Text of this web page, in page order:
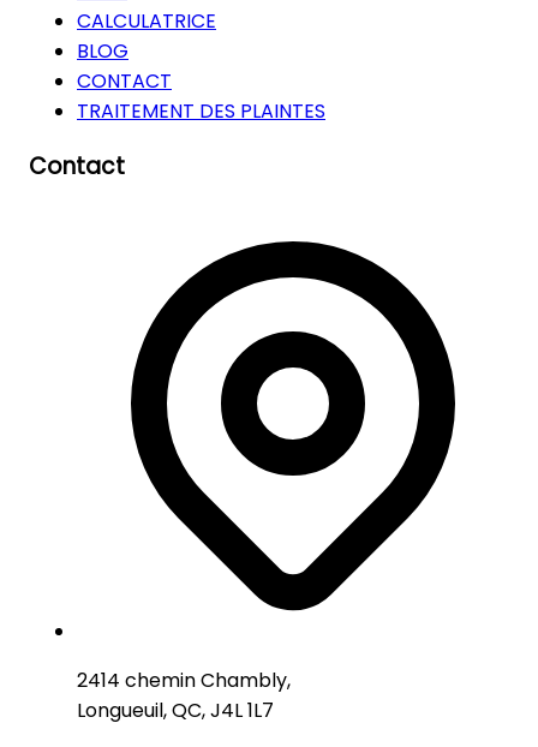
CALCULATRICE
BLOG
CONTACT
TRAITEMENT DES PLAINTES
Contact
2414 chemin Chambly,
Longueuil, QC, J4L 1L7